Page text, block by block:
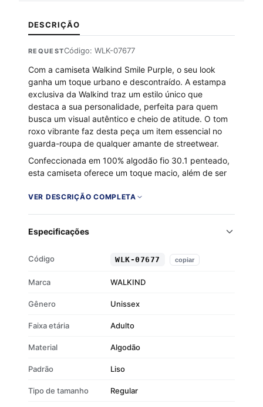
DESCRIÇÃO
REQUESTCódigo: WLK-07677
Com a camiseta Walkind Smile Purple, o seu look
ganha um toque urbano e descontraído. A estampa
exclusiva da Walkind traz um estilo único que
destaca a sua personalidade, perfeita para quem
busca um visual autêntico e cheio de atitude. O tom
roxo vibrante faz desta peça um item essencial no
guarda-roupa de qualquer amante de streetwear.
Confeccionada em 100% algodão fio 30.1 penteado,
esta camiseta oferece um toque macio, além de ser
proporciona um ajuste confortável e clássico. Ideal
escolha certa para se destacar.
100% algodão fio 30.1 penteado
Gola careca com ribana
VER DESCRIÇÃO COMPLETA
Especificações
Código WLK-07677 copiar
Marca WALKIND
Gênero Unissex
Faixa etária Adulto
Material Algodão
Padrão Liso
Tipo de tamanho Regular